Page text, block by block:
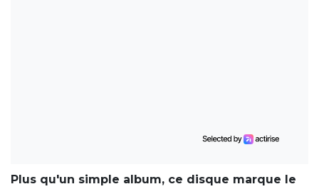
Plus qu'un simple album, ce disque marque le